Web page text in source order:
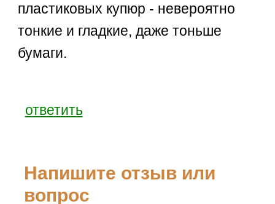
пластиковых купюр - невероятно
тонкие и гладкие, даже тоньше
бумаги.
ответить
Напишите отзыв или
вопрос